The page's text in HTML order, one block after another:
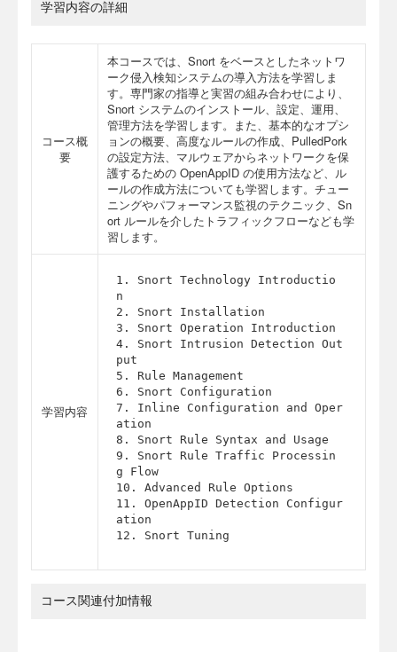
学習内容の詳細
コース概
要
本コースでは、Snort をベースとしたネットワ
ーク侵入検知システムの導入方法を学習しま
す。専門家の指導と実習の組み合わせにより、
Snort システムのインストール、設定、運用、
管理方法を学習します。また、基本的なオプシ
ョンの概要、高度なルールの作成、PulledPork
の設定方法、マルウェアからネットワークを保
護するための OpenAppID の使用方法など、ル
ールの作成方法についても学習します。チュー
ニングやパフォーマンス監視のテクニック、Sn
ort ルールを介したトラフィックフローなども学
習します。
学習内容
1. Snort Technology Introductio
n
2. Snort Installation
3. Snort Operation Introduction
4. Snort Intrusion Detection Out
put
5. Rule Management
6. Snort Configuration
7. Inline Configuration and Oper
ation
8. Snort Rule Syntax and Usage
9. Snort Rule Traffic Processin
g Flow
10. Advanced Rule Options
11. OpenAppID Detection Configur
ation
12. Snort Tuning
コース関連付加情報